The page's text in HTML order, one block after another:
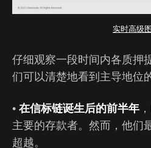
实时高级
仔细观察一段时间内各质押
们可以清楚地看到主导地位
• 在信标链诞生后的前半年
主要的存款者。然而，他们
超越。